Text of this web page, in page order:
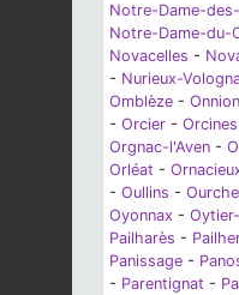
Notre-Dame-
Notre-Dame-du-
Novacelles -
- Nurieux-
Omblèze - Onnion
- Orcier - Orcines
Orgnac-l'Aven -
Orléat -
- Oullins -
Oyonnax -
Pailharès -
Panissage -
- Parentignat -